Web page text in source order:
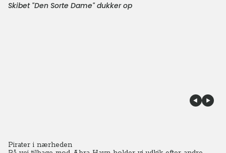
Skibet "Den Sorte Dame" dukker op
Pirater i nærheden